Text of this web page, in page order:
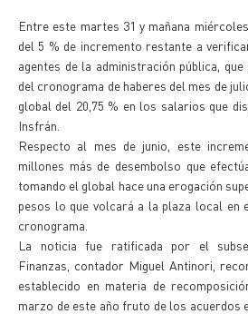
Entre este martes 31 y mañana
del 5 % de incremento restante a
agentes de la administración pública,
del cronograma de haberes del mes de
global del 20,75 % en los salarios que
Insfrán.
Respecto al mes de junio, este
millones más de desembolso que
tomando el global hace una erogación
pesos lo que volcará a la plaza local en
cronograma.
La noticia fue ratificada por el
Finanzas, contador Miguel Antinori,
establecido en materia de
marzo de este año fruto de los acuerdos